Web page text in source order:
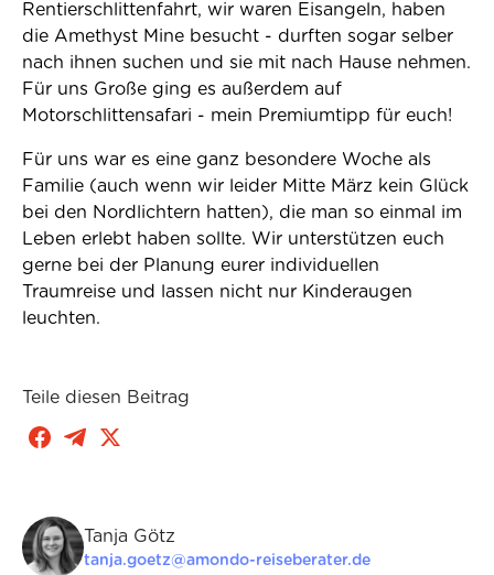
Rentierschlittenfahrt, wir waren Eisangeln, haben
die Amethyst Mine besucht - durften sogar selber
nach ihnen suchen und sie mit nach Hause nehmen.
Für uns Große ging es außerdem auf
Motorschlittensafari - mein Premiumtipp für euch!
Für uns war es eine ganz besondere Woche als
Familie (auch wenn wir leider Mitte März kein Glück
bei den Nordlichtern hatten), die man so einmal im
Leben erlebt haben sollte. Wir unterstützen euch
gerne bei der Planung eurer individuellen
Traumreise und lassen nicht nur Kinderaugen
leuchten.
Teile diesen Beitrag
Tanja Götz
tanja.goetz@amondo-reiseberater.de